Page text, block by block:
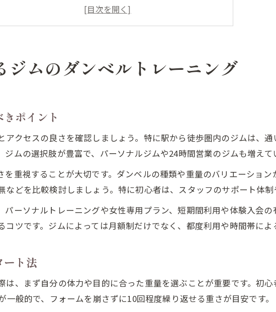
南海高野線のジム設備で快適トレーニング体験
ダンベル初心者がジムで気をつけることとは
ダンベルで腕を鍛えるジム活用術を徹底解説
ジムで腕を鍛えるダンベル種目の基本とは
パーソナルジムで学ぶダンベルの正しい使い方
自宅とジムのダンベルトレ比較ポイント
ジムの営業時間でダンベル習慣を作る方法
ジム料金プランで無理なくダンベル生活
南海高野線エリアで注目のトレーニング環境とは
南海高野線沿いジムの設備充実度を比較
ダンベル中心のトレーニング環境を解説
ジムのダンベルトレーニング
ポイント
クセスの良さを確認しましょう。特に駅から徒歩圏内のジムは、
ムの選択肢が豊富で、パーソナルジムや24時間営業のジムも増えて
重視することが大切です。ダンベルの種類や重量のバリエーショ
どを比較検討しましょう。特に初心者は、スタッフのサポート体制
ーソナルトレーニングや女性専用プラン、短期間利用や体験入会
ツです。ジムによっては月額制だけでなく、都度利用や時間帯によ
ート法
、まず自分の体力や目的に合った重量を選ぶことが重要です。初
般的で、フォームを崩さずに10回程度繰り返せる重さが目安です。